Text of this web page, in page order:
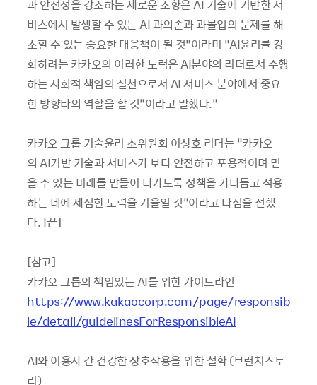
과 안전성을 강조하는 새로운 조항은 AI 기술에 기반한 서
비스에서 발생할 수 있는 AI 과의존과 과몰입의 문제를 해
소할 수 있는 중요한 대응책이 될 것”이라며 “AI윤리를 강
화하려는 카카오의 이러한 노력은 AI분야의 리더로서 수행
하는 사회적 책임의 실천으로서 AI 서비스 분야에서 중요
한 방향타의 역할을 할 것”이라고 말했다.”
카카오 그룹 기술윤리 소위원회 이상호 리더는 “카카오
의 AI기반 기술과 서비스가 보다 안전하고 포용적이며 믿
을 수 있는 미래를 만들어 나가도록 정책을 가다듬고 적용
하는 데에 세심한 노력을 기울일 것”이라고 다짐을 전했
다. [끝]
[참고]
카카오 그룹의 책임있는 AI를 위한 가이드라인
https://www.kakaocorp.com/page/responsib
le/detail/guidelinesForResponsibleAI
AI와 이용자 간 건강한 상호작용을 위한 철학 (브런치스토
리)